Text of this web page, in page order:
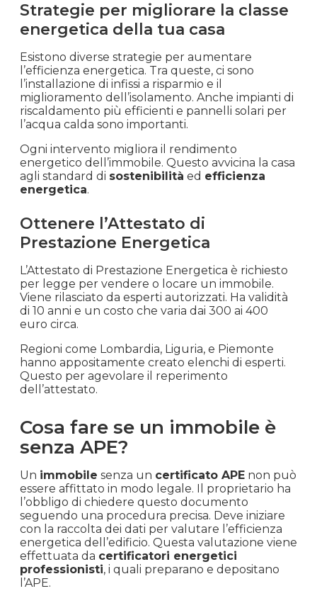
Strategie per migliorare la classe
energetica della tua casa
Esistono diverse strategie per aumentare
l’efficienza energetica. Tra queste, ci sono
l’installazione di infissi a risparmio e il
miglioramento dell’isolamento. Anche impianti di
riscaldamento più efficienti e pannelli solari per
l’acqua calda sono importanti.
Ogni intervento migliora il rendimento
energetico dell’immobile. Questo avvicina la casa
agli standard di sostenibilità ed efficienza
energetica.
Ottenere l’Attestato di
Prestazione Energetica
L’Attestato di Prestazione Energetica è richiesto
per legge per vendere o locare un immobile.
Viene rilasciato da esperti autorizzati. Ha validità
di 10 anni e un costo che varia dai 300 ai 400
euro circa.
Regioni come Lombardia, Liguria, e Piemonte
hanno appositamente creato elenchi di esperti.
Questo per agevolare il reperimento
dell’attestato.
Cosa fare se un immobile è
senza APE?
Un immobile senza un certificato APE non può
essere affittato in modo legale. Il proprietario ha
l’obbligo di chiedere questo documento
seguendo una procedura precisa. Deve iniziare
con la raccolta dei dati per valutare l’efficienza
energetica dell’edificio. Questa valutazione viene
effettuata da certificatori energetici
professionisti, i quali preparano e depositano
l’APE.